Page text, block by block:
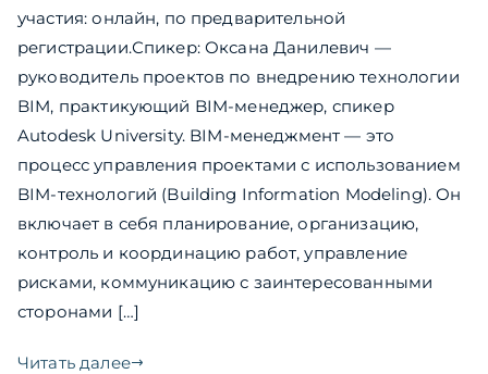
участия: онлайн, по предварительной
регистрации.Спикер: Оксана Данилевич —
руководитель проектов по внедрению технологии
BIM, практикующий BIM-менеджер, спикер
Autodesk University. BIM-менеджмент — это
процесс управления проектами с использованием
BIM-технологий (Building Information Modeling). Он
включает в себя планирование, организацию,
контроль и координацию работ, управление
рисками, коммуникацию с заинтересованными
сторонами […]
Читать далее